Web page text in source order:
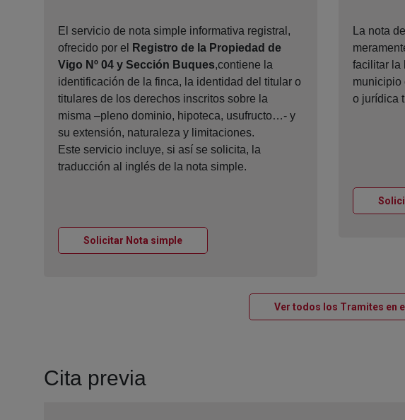
El servicio de nota simple informativa registral,
ofrecido por el
Registro de la Propiedad de
Vigo Nº 04 y Sección Buques,contiene la
identificación de la finca, la identidad del titular o
titulares de los derechos inscritos sobre la
misma –pleno dominio, hipoteca, usufructo…- y
su extensión, naturaleza y limitaciones.
Este servicio incluye, si así se solicita, la
traducción al inglés de la nota simple.
Solicitar Nota simpleVentana nueva
La nota
facilitar la
municipio
o jurídica
Ver todos los Tramites en
Cita previa